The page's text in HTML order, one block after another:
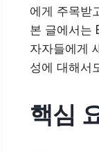
에게 주목받
본 글에서는
자자들에게
성에 대해서
핵심